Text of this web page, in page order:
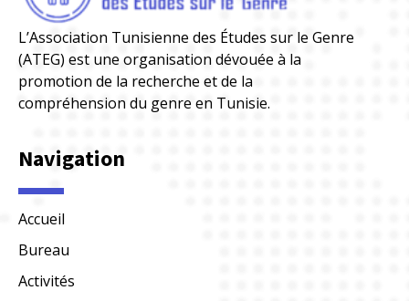
L’Association Tunisienne des Études sur le Genre
(ATEG) est une organisation dévouée à la
promotion de la recherche et de la
compréhension du genre en Tunisie.
Navigation
Accueil
Bureau
Activités